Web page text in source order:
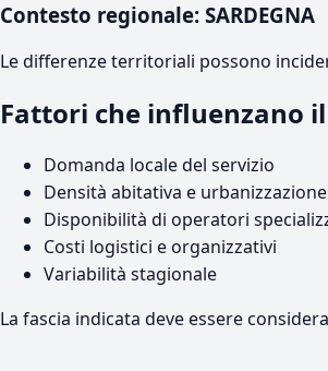
Contesto regionale: SARDEGNA
Le differenze territoriali possono
Fattori che influenzano il
Domanda locale del servizio
Densità abitativa e urbanizzazione
Disponibilità di operatori
Costi logistici e organizzativi
Variabilità stagionale
La fascia indicata deve essere